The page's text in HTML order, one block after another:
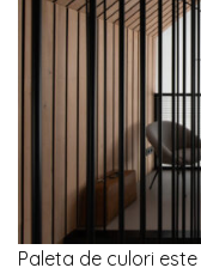
Paleta de culori